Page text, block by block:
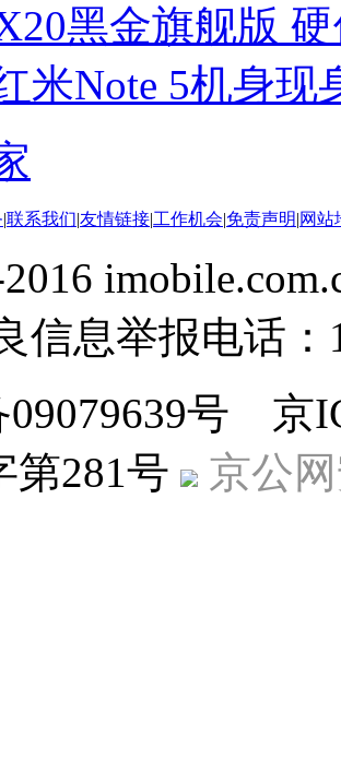
黑金旗舰版
米Note 5机身现
|联系我们|友情链接|工作机会|免责声明|网站
信息举报电话：
09079639号 京
第281号
京公